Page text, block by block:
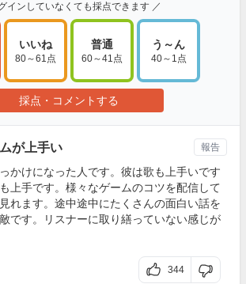
インしていなくても採点できます ／
いいね
80～61点
普通
60～41点
う～ん
40～1点
採点・コメントする
が上手い
かけになった人です。彼は歌も上手いです
上手です。様々なゲームのコツを配信して
れます。途中途中にたくさんの面白い話を
です。リスナーに取り繕っていない感じが
344
報告